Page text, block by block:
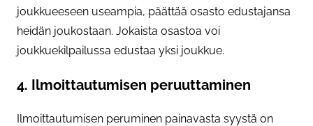
joukkueeseen useampia, päättää osasto edustajansa
heidän joukostaan. Jokaista osastoa voi
joukkuekilpailussa edustaa yksi joukkue.
4. Ilmoittautumisen peruuttaminen
Ilmoittautumisen peruminen painavasta syystä on